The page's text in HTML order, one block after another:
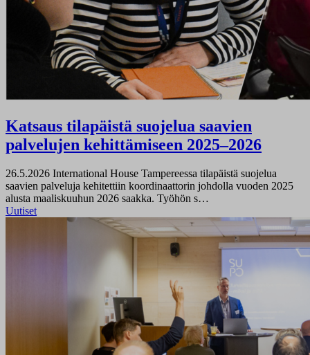
Katsaus tilapäistä suojelua saavien
palvelujen kehittämiseen 2025–2026
26.5.2026 International House Tampereessa tilapäistä suojelua
saavien palveluja kehitettiin koordinaattorin johdolla vuoden 2025
alusta maaliskuuhun 2026 saakka. Työhön s…
Uutiset